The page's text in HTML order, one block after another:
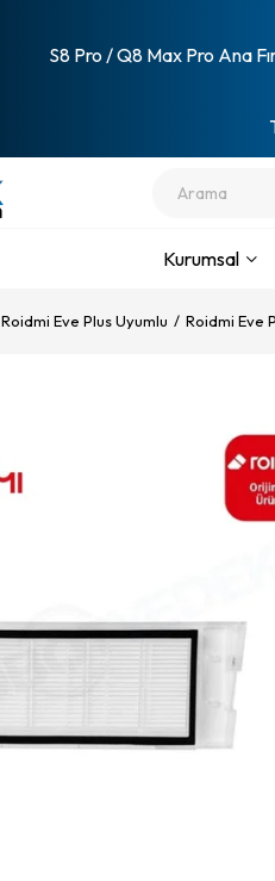
S8 Pro / Q8 Max Pro Ana
Kurumsal
Roidmi Eve Plus Uyumlu Roidmi Eve